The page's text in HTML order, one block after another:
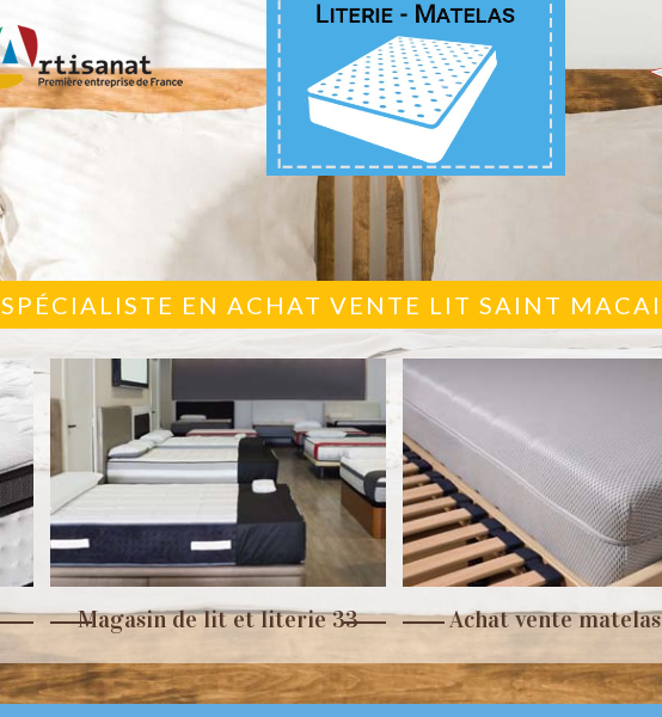
SPÉCIALISTE EN ACHAT VENTE LIT SAINT
Magasin de lit et literie 33 Achat vente